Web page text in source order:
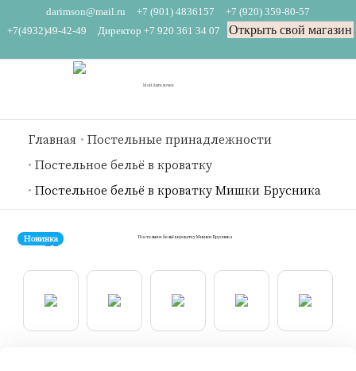
darimson@mail.ru +7 (901) 4836157
+7 (920) 359-80-57
+7(4932)49-42-49
Директор +7 920 361 34 07 Открыть свой магазин
Главная
Постельные принадлежности
Постельное бельё в кроватку
Постельное бельё в кроватку Мишки Брусника
Новинка